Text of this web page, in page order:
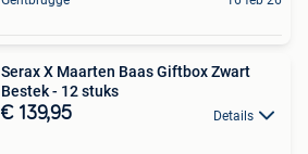
Serax X Maarten Baas Giftbox Zwart
Bestek - 12 stuks
€ 139,95 Details